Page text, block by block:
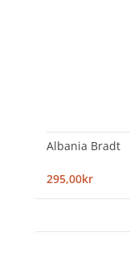
Albania Bradt
295,00kr